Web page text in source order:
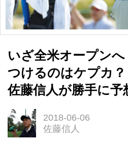
いざ全米オープン
つけるのはケプカ
佐藤信人が勝手に予
2018-06-06
佐藤信人